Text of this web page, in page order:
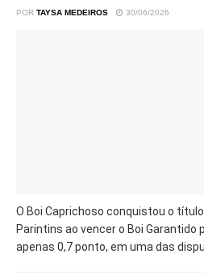
POR TAYSA MEDEIROS 30/06/2026
O Boi Caprichoso conquistou o
Parintins ao vencer o Boi Garantido
apenas 0,7 ponto, em uma das